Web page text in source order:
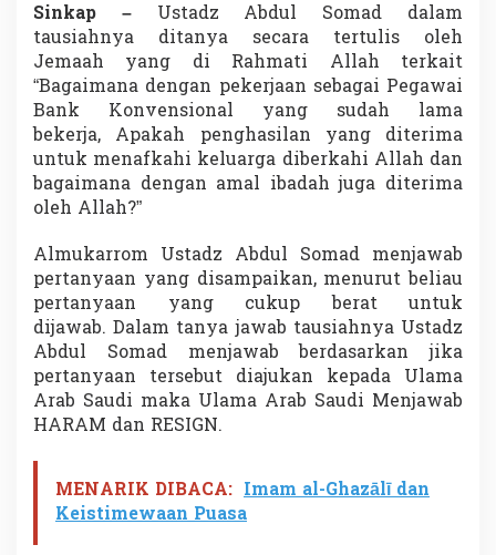
H
u
k
u
m
P
e
g
a
i
y
a
g
B
e
k
e
d
Sinkap – Ustadz Abdul Somad dalam
tausiahnya ditanya secara tertulis oleh
Jemaah yang di Rahmati Allah terkait
“Bagaimana dengan pekerjaan sebagai Pegawai
Bank Konvensional yang sudah lama
bekerja, Apakah penghasilan yang diterima
untuk menafkahi keluarga diberkahi Allah dan
bagaimana dengan amal ibadah juga diterima
oleh Allah?”
Almukarrom Ustadz Abdul Somad menjawab
pertanyaan yang disampaikan, menurut beliau
pertanyaan yang cukup berat untuk
dijawab. Dalam tanya jawab tausiahnya Ustadz
Abdul Somad menjawab berdasarkan jika
pertanyaan tersebut diajukan kepada Ulama
Arab Saudi maka Ulama Arab Saudi Menjawab
HARAM dan RESIGN.
MENARIK DIBACA: Imam al-Ghazālī dan
Keistimewaan Puasa